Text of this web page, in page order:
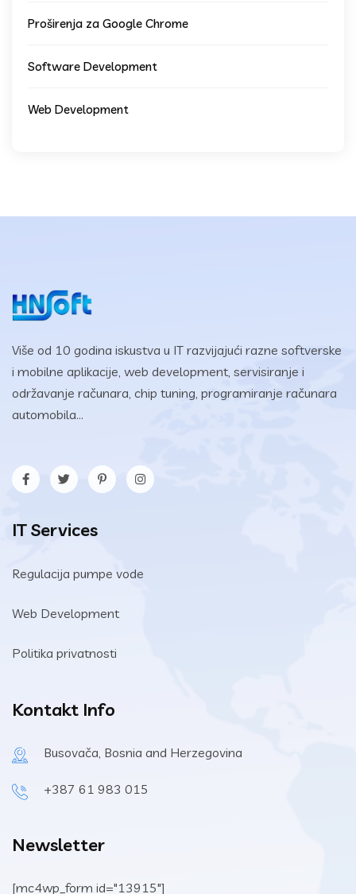
Proširenja za Google Chrome
Software Development
Web Development
Više od 10 godina iskustva u IT razvijajući razne softverske
i mobilne aplikacije, web development, servisiranje i
održavanje računara, chip tuning, programiranje računara
automobila...
IT Services
Regulacija pumpe vode
Web Development
Politika privatnosti
Kontakt Info
Busovača, Bosnia and Herzegovina
+387 61 983 015
Newsletter
[mc4wp_form id="13915"]